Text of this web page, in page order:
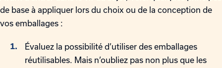
de base à appliquer lors du choix ou de la conception de
vos emballages :
Évaluez la possibilité d’utiliser des emballages
réutilisables. Mais n’oubliez pas non plus que les